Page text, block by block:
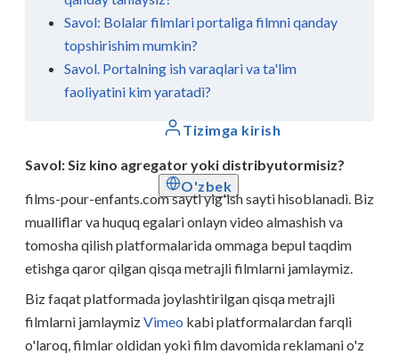
Tizimga kirish
O'zbek
Savol: Bolalar filmlari portaliga filmni qanday
topshirishim mumkin?
Savol. Portalning ish varaqlari va ta'lim
faoliyatini kim yaratadi?
Savol: Siz kino agregator yoki distribyutormisiz?
films-pour-enfants.com sayti yig'ish sayti hisoblanadi. Biz
mualliflar va huquq egalari onlayn video almashish va
tomosha qilish platformalarida ommaga bepul taqdim
etishga qaror qilgan qisqa metrajli filmlarni jamlaymiz.
Biz faqat platformada joylashtirilgan qisqa metrajli
filmlarni jamlaymizVimeo kabi platformalardan farqli
o'laroq, filmlar oldidan yoki film davomida reklamani o'z